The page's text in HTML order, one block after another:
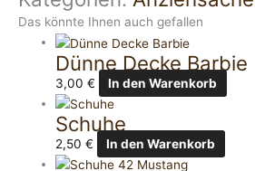
Das könnte Ihnen auch gefallen
Dünne Decke Barbie
3,00€ In den Warenkorb
Schuhe
2,50€ In den Warenkorb